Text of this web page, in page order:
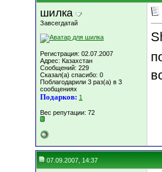
шилка
Завсегдатай
Регистрация: 02.07.2007
Адрес: Казахстан
Сообщений: 229
Сказал(а) спасибо: 0
Поблагодарили 3 раз(а) в 3
сообщениях
Подарков: 1
Вес репутации: 72
07.09.2007, 14:37